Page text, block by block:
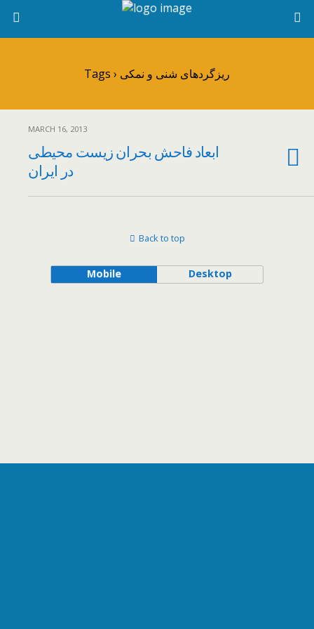
Tags › ریزگردهای شنی و نمکی
MARCH 16, 2013
ابعاد فاحش بحران زیست محیطی
در ایران
Back to top
Mobile Desktop